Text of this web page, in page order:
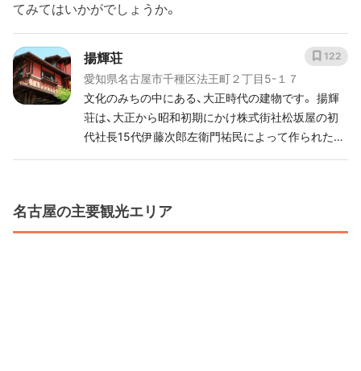
てみてはいかがでしょうか。
揚輝荘
愛知県名古屋市千種区法王町２丁目5-１７
文化のみちの中にある、大正時代の建物です。 揚輝
荘は、大正から昭和初期にかけ株式街社松坂屋の初
代社長15代伊藤次郎左衛門祐民によって作られた別
ら季節の植物などを眺めることができます。
122
名古屋の主要観光エリア